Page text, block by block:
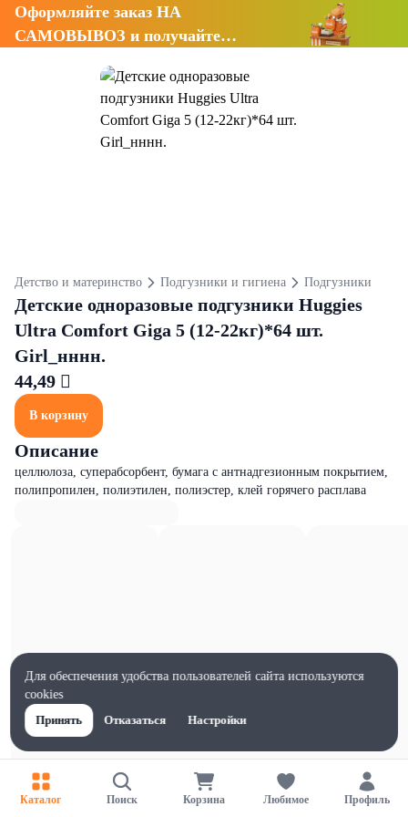
Оформляйте заказ НА
САМОВЫВОЗ и получайте
Детство и материнство Подгузники и гигиена Подгузники
Детские одноразовые подгузники Huggies
Ultra Comfort Giga 5 (12-22кг)*64 шт.
Girl_нннн.
44,49 
В корзину
Описание
целлюлоза, суперабсорбент, бумага с антнадгезионным покрытием,
полипропилен, полиэтилен, полиэстер, клей горячего расплава
Характеристики
Каталог Поиск Корзина Любимое Профиль
Для обеспечения удобства пользователей сайта используются
cookies
Принять
Отказаться Настройки